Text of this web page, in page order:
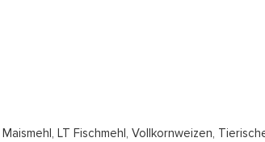
LT Fischmehl, Vollkornweizen,